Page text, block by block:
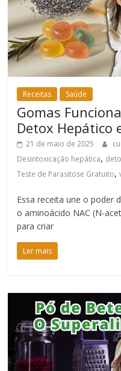
Receitas Saúde
Gomas
Detox Hepático
21 de maio de 2025
Desintoxicação hepática,
Teste de Parasitose Gratuito,
Essa receita une o poder
o aminoácido NAC (N-
para criar
Ler mais